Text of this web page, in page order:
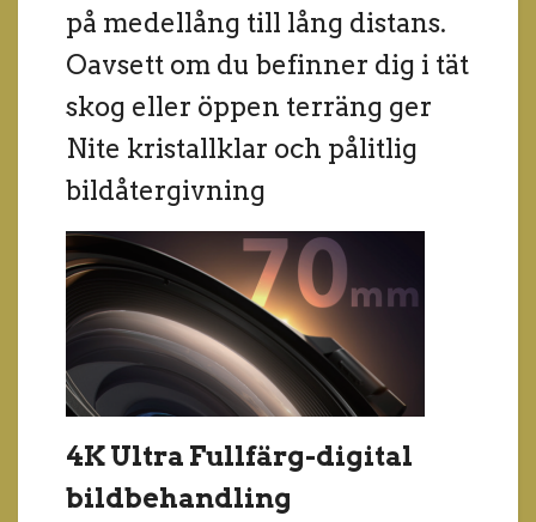
på medellång till lång distans.
Oavsett om du befinner dig i tät
skog eller öppen terräng ger
Nite kristallklar och pålitlig
bildåtergivning
4K Ultra Fullfärg-digital
bildbehandling